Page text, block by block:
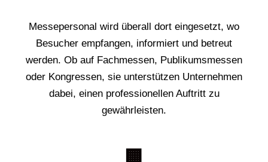
Messepersonal wird überall dort eingesetzt, wo
Besucher empfangen, informiert und betreut
werden. Ob auf Fachmessen, Publikumsmessen
oder Kongressen, sie unterstützen Unternehmen
dabei, einen professionellen Auftritt zu
gewährleisten.
🏢